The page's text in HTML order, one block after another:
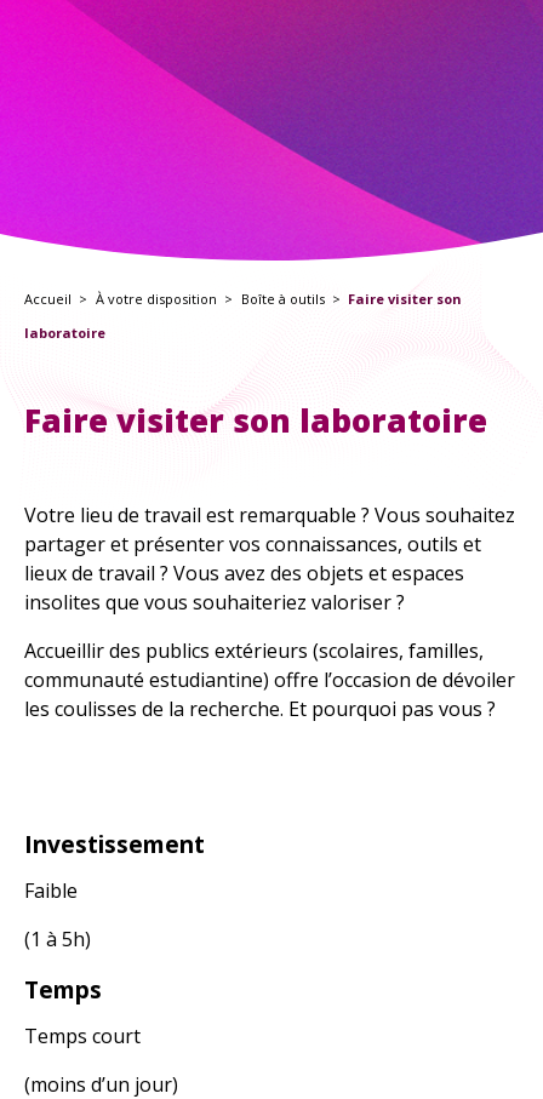
À explorer
TOUTES LES RESSOURCES
TOUTES LES ACTIVITÉS
Accueil À votre disposition Boîte à outils
Faire visiter son
laboratoire
Faire visiter son laboratoire
Votre lieu de travail est remarquable ? Vous souhaitez
partager et présenter vos connaissances, outils et
lieux de travail ? Vous avez des objets et espaces
insolites que vous souhaiteriez valoriser ?
Accueillir des publics extérieurs (scolaires, familles,
communauté estudiantine) offre l’occasion de dévoiler
les coulisses de la recherche. Et pourquoi pas vous ?
Investissement
Faible
(1 à 5h)
Temps
Temps court
(moins d’un jour)